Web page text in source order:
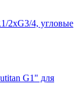
2xG3/4, угловые
G1" для